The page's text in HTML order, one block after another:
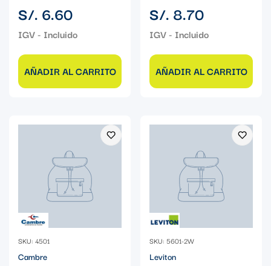
Precio
regular
S/. 6.60
AÑADIR AL CARRITO
Precio
regular
S/. 8.70
AÑADIR AL CARRITO
SKU: 4501
Cambre
SKU: 5601-2W
Leviton